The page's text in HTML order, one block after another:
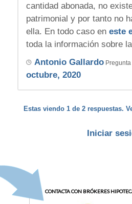
cantidad abonada, no
patrimonial y por tanto no
ella. En todo caso en este
toda la información sobre
Antonio GallardoPregunta
octubre, 2020
Estas viendo 1 de 2 respuestas.
Iniciar